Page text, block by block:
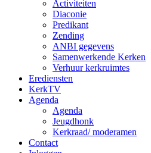
Activiteiten
Diaconie
Predikant
Zending
ANBI gegevens
Samenwerkende Kerken
Verhuur kerkruimtes
Erediensten
KerkTV
Agenda
Agenda
Jeugdhonk
Kerkraad/ moderamen
Contact